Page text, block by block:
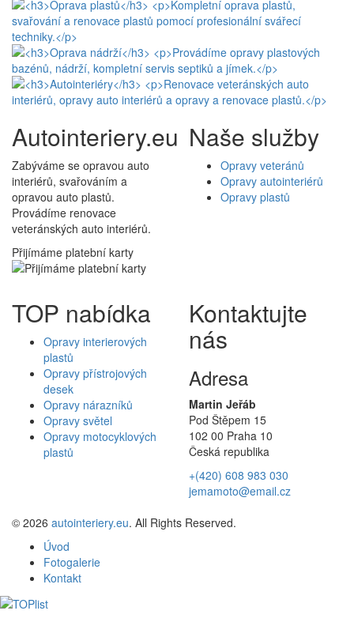
Autointeriery.eu
Zabýváme se opravou auto
interiérů, svařováním a
opravou auto plastů.
Provádíme renovace
veteránských auto interiérů.
Přijímáme platební karty
Naše služby
Opravy veteránů
Opravy autointeriérů
Opravy plastů
TOP nabídka
Opravy interierových
plastů
Opravy přístrojových
desek
Opravy nárazníků
Opravy světel
Opravy motocyklových
plastů
Kontaktujte
nás
Adresa
Martin Jeřáb
Pod Štěpem 15
102 00 Praha 10
Česká republika
+(420) 608 983 030
jemamoto@email.cz
© 2026 autointeriery.eu. All Rights Reserved.
Úvod
Fotogalerie
Kontakt